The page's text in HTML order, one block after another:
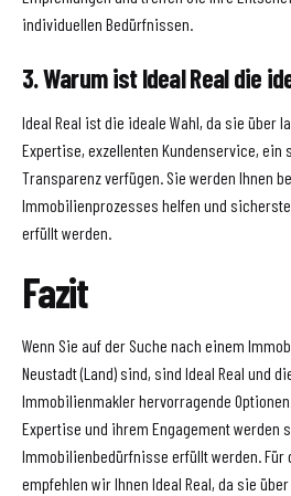
individuellen Bedürfnissen.
3. Warum ist Ideal Real die
Ideal Real ist die ideale Wahl, da sie über
Expertise, exzellenten Kundenservice, ein
Transparenz verfügen. Sie werden Ihnen
Immobilienprozesses helfen und
erfüllt werden.
Fazit
Wenn Sie auf der Suche nach einem
Neustadt (Land) sind, sind Ideal Real und
Immobilienmakler hervorragende
Expertise und ihrem Engagement werden
Immobilienbedürfnisse erfüllt werden. Für
empfehlen wir Ihnen Ideal Real, da sie